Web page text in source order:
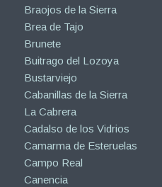
Braojos de la Sierra
Brea de Tajo
Brunete
Buitrago del Lozoya
Bustarviejo
Cabanillas de la Sierra
La Cabrera
Cadalso de los Vidrios
Camarma de Esteruelas
Campo Real
Canencia